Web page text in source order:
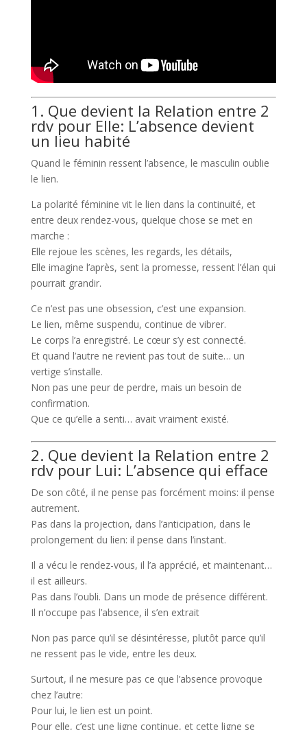
1. Que devient la Relation entre 2
rdv pour Elle: L’absence devient
un lieu habité
Quand le féminin ressent l’absence, le masculin oublie
le lien.
La polarité féminine vit le lien dans la continuité, et
entre deux rendez-vous, quelque chose se met en
marche :
Elle rejoue les scènes, les regards, les détails,
Elle imagine l’après, sent la promesse, ressent l’élan qui
pourrait grandir.
Ce n’est pas une obsession, c’est une expansion.
Le lien, même suspendu, continue de vibrer.
Le corps l’a enregistré. Le cœur s’y est connecté.
Et quand l’autre ne revient pas tout de suite… un
vertige s’installe.
Non pas une peur de perdre, mais un besoin de
confirmation.
Que ce qu’elle a senti… avait vraiment existé.
2. Que devient la Relation entre 2
rdv pour Lui: L’absence qui efface
De son côté, il ne pense pas forcément moins: il pense
autrement.
Pas dans la projection, dans l’anticipation, dans le
prolongement du lien: il pense dans l’instant.
Il a vécu le rendez-vous, il l’a apprécié, et maintenant…
il est ailleurs.
Pas dans l’oubli. Dans un mode de présence différent.
Il n’occupe pas l’absence, il s’en extrait
Non pas parce qu’il se désintéresse, plutôt parce qu’il
ne ressent pas le vide, entre les deux.
Surtout, il ne mesure pas ce que l’absence provoque
chez l’autre:
Pour lui, le lien est un point.
Pour elle, c’est une ligne continue, et cette ligne se